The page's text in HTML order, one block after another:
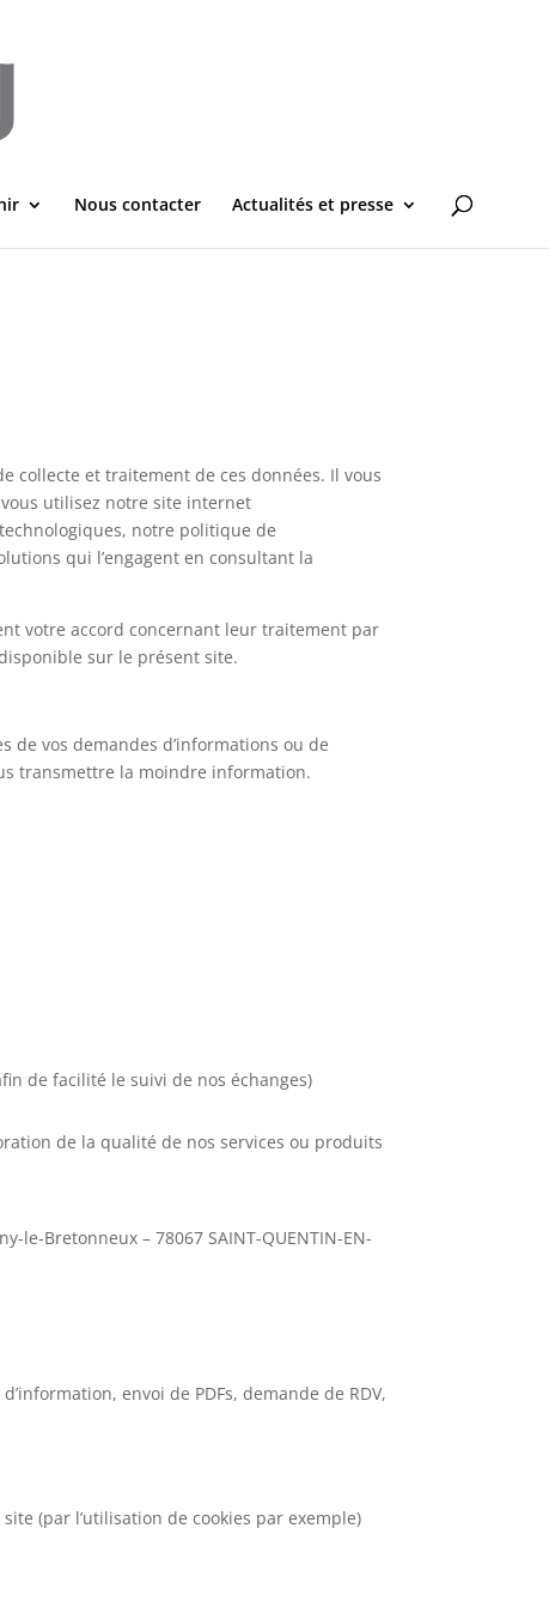
Nous contacter Actualités et presse
collecte et traitement de ces données. Il vous
utilisez notre site internet
notre politique de
qui l’engagent en consultant la
votre accord concernant leur traitement par
sur le présent site.
vos demandes d’informations ou de
transmettre la moindre information.
de facilité le suivi de nos échanges)
de la qualité de nos services ou produits
le-Bretonneux – 78067 SAINT-QUENTIN-EN-
envoi de PDFs, demande de RDV,
(par l’utilisation de cookies par exemple)